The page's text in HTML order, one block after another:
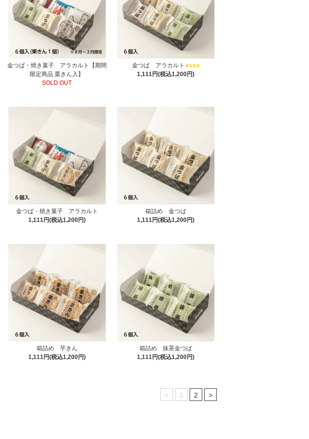
金つば・焼き菓子 アラカルト【期間
限定商品 栗きん入】
SOLD OUT
金つば アラカルト
1,111円(税込1,200円)
金つば・焼き菓子 アラカルト
1,111円(税込1,200円)
箱詰め 金つば
1,111円(税込1,200円)
箱詰め 芋きん
1,111円(税込1,200円)
箱詰め 抹茶金つば
1,111円(税込1,200円)
< 1 2 >